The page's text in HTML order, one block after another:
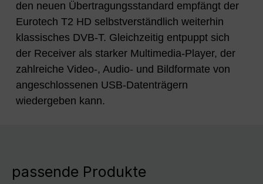
den neuen Übertragungsstandard empfängt der
Eurotech T2 HD selbstverständlich weiterhin
klassisches DVB-T. Gleichzeitig entpuppt sich
der Receiver als starker Multimedia-Player, der
zahlreiche Video-, Audio- und Bildformate von
angeschlossenen USB-Datenträgern
wiedergeben kann.
passende Produkte